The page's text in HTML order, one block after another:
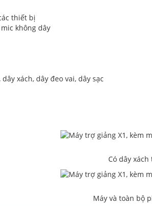
thiết bị
không dây
xách, dây đeo vai, dây sạc
Có dây xách
Máy và toàn bộ